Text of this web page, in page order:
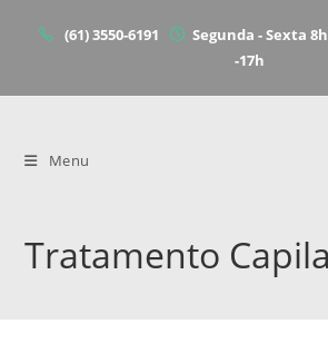
(61) 3550-6191
Segunda - Sexta
-17h
Menu
Tratamento